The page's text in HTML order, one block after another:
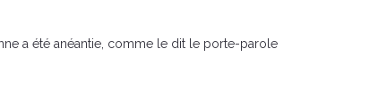
a été anéantie, comme le dit le porte-parole